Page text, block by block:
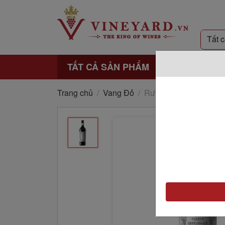
TẤT CẢ SẢN PHẨM
Trang chủ / Vang Đỏ / Rượu vang Auswan